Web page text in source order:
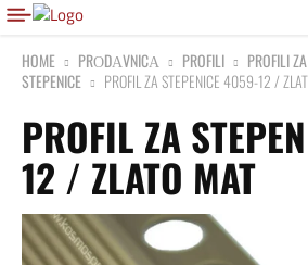
HOME PRОDАVNICА PROFILI PROFILI
STEPENICE
PROFIL ZA STEPENICE 4059-12 /
PROFIL ZA
12 / ZLATO MAT